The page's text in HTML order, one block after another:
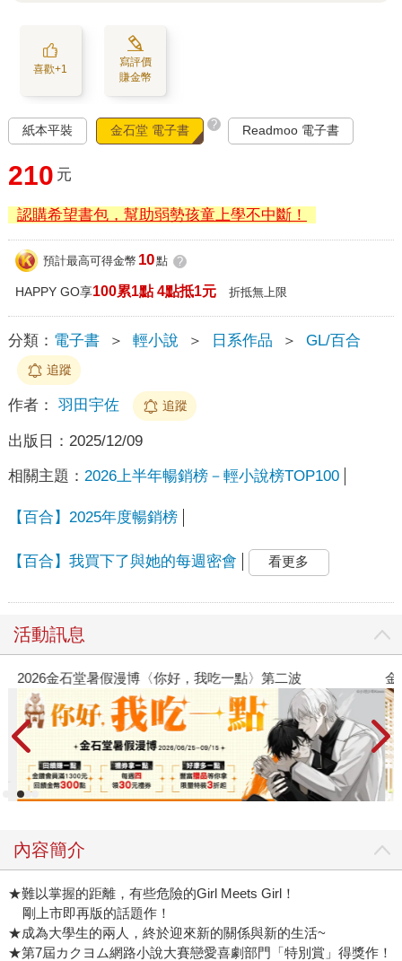
喜歡+1
寫評價
賺金幣
紙本平裝 金石堂 電子書 ? Readmoo 電子書
210 元
認購希望書包，幫助弱勢孩童上學不中斷！
預計最高可得金幣 10點 ?
HAPPY GO享100累1點 4點抵1元 折抵無上限
分類： 電子書 ＞ 輕小說 ＞ 日系作品 ＞ GL/百合
追蹤
作者： 羽田宇佐 追蹤
出版日： 2025/12/09
相關主題： 2026上半年暢銷榜－輕小說榜TOP100
【百合】2025年度暢銷榜
【百合】我買下了與她的每週密會 看更多
活動訊息
2026金石堂暑假漫博〈你好，我吃一點〉第二波 金
內容簡介
★難以掌握的距離，有些危險的Girl Meets Girl！
    剛上市即再版的話題作！
★成為大學生的兩人，終於迎來新的關係與新的生活~
★第7屆カクヨム網路小說大賽戀愛喜劇部門「特別賞」得獎作！